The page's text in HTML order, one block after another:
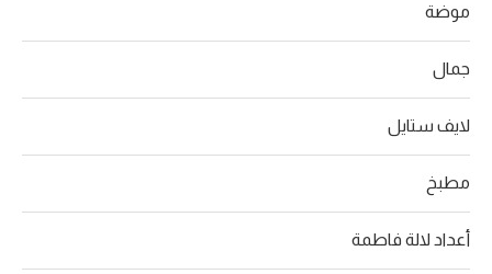
موضة
جمال
لايف ستايل
مطبخ
أعداد لالة فاطمة